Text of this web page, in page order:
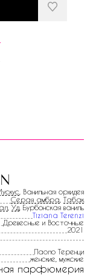
, Ванильная орхидея
Серая амбра Табак
Уд , Бурбонская ваниль
Tiziana Terenzi
Древесные и Восточные
2021
Паоло Теренци
женские, мужские
парфюмерия